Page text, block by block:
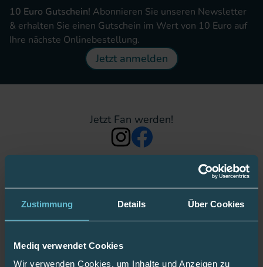
Zustimmung Details Über Cookies
Mediq verwendet Cookies
Wir verwenden Cookies, um Inhalte und Anzeigen zu
10 Euro Gutschein! Abonnieren Sie unseren Newsletter
& erhalten Sie einen Gutschein im Wert von 10 Euro auf
Ihre nächste Onlinebestellung.
Jetzt anmelden
Jetzt Fan werden!